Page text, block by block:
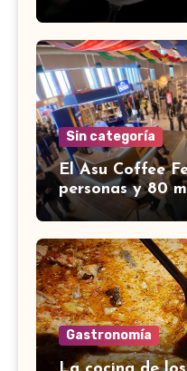
Sin categoría
El Asu Coffee
personas y 80
Gastronomía